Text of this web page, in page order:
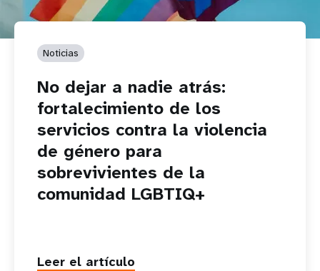
Noticias
No dejar a nadie atrás:
fortalecimiento de los
servicios contra la violencia
de género para
sobrevivientes de la
comunidad LGBTIQ+
Leer el artículo